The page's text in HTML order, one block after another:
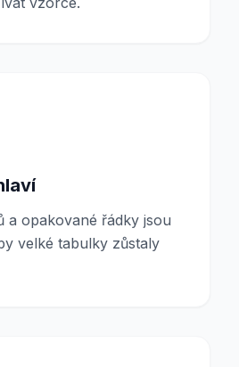
a opakované řádky jsou
velké tabulky zůstaly